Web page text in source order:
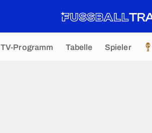
TV-Programm Tabelle Spieler